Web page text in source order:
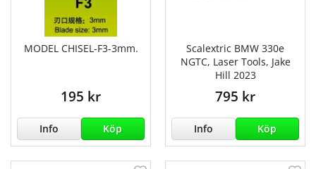
MODEL CHISEL-F3-3mm.
195 kr
Info Köp
Scalextric BMW 330e
NGTC, Laser Tools, Jake
Hill 2023
795 kr
Info Köp